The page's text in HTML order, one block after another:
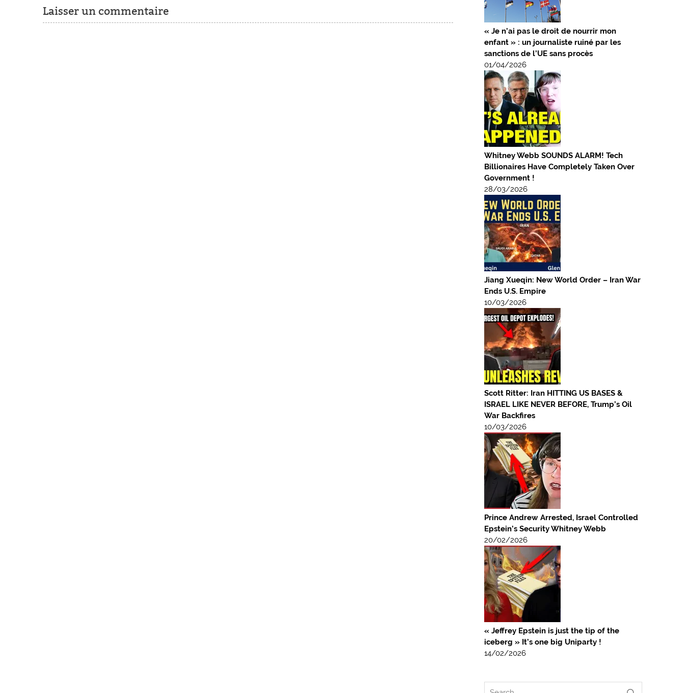
Laisser un commentaire
« Je n’ai pas le droit de nourrir mon
enfant » : un journaliste ruiné par les
sanctions de l’UE sans procès
01/04/2026
Whitney Webb SOUNDS ALARM! Tech
Billionaires Have Completely Taken Over
Government !
28/03/2026
Jiang Xueqin: New World Order – Iran War
Ends U.S. Empire
10/03/2026
Scott Ritter: Iran HITTING US BASES &
ISRAEL LIKE NEVER BEFORE, Trump’s Oil
War Backfires
10/03/2026
Prince Andrew Arrested, Israel Controlled
Epstein’s Security Whitney Webb
20/02/2026
« Jeffrey Epstein is just the tip of the
iceberg » It’s one big Uniparty !
14/02/2026